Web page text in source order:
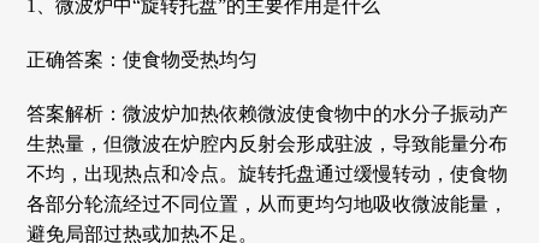
1、微波炉中“旋转托盘”的主要作用是什么
正确答案：使食物受热均匀
答案解析：‌‌微波炉加热依赖微波使食物中的水分子振动产
生热量，但微波在炉腔内反射会形成驻波，导致能量分布
不均，出现热点和冷点。‌旋转托盘通过缓慢转动，使食物
各部分轮流经过不同位置，从而更均匀地吸收微波能量，
避免局部过热或加热不足。‌